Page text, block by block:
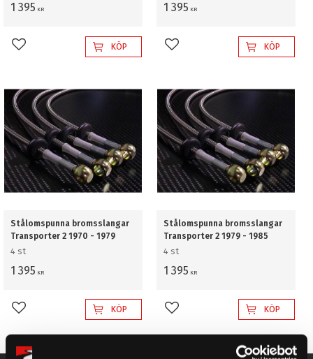
1 395 KR
Lägg till i favoriterKÖP
1 395 KR
Lägg till i favoriterKÖP
Stålomspunna bromsslangar
Transporter 2 1970 - 1979
4 st
1 395 KR
Lägg till i favoriterKÖP
Stålomspunna bromsslangar
Transporter 2 1979 - 1985
4 st
1 395 KR
Lägg till i favoriterKÖP